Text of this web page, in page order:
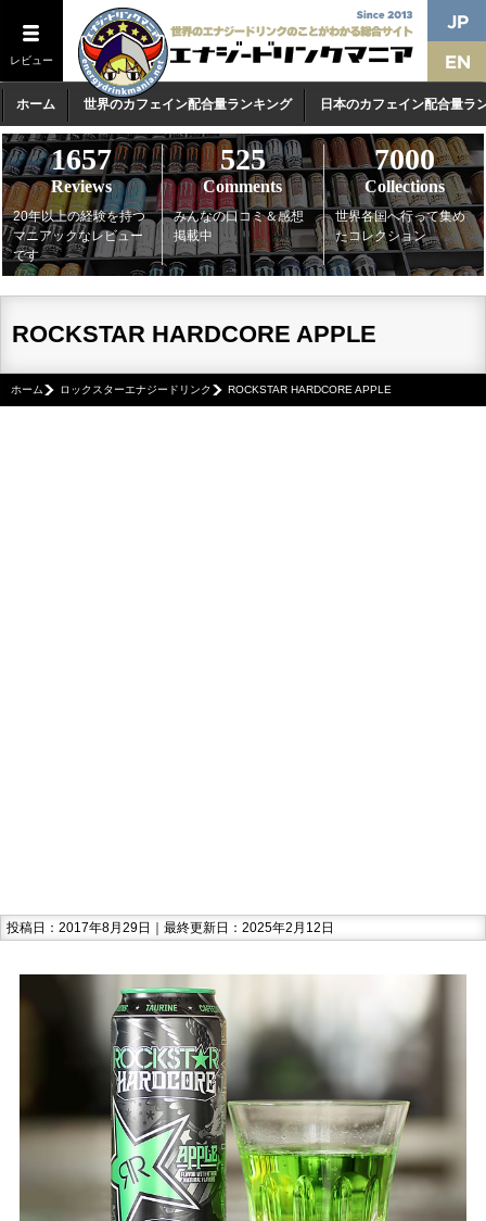
レビュー
ホーム 世界のカフェイン配合量ランキング 日本のカフェイン配合量ラ
1657
Reviews
20年以上の経験を持つ
マニアックなレビュー
です
525
Comments
みんなの口コミ＆感想
掲載中
7000
Collections
世界各国へ行って集め
たコレクション
ROCKSTAR HARDCORE APPLE
ホーム ロックスターエナジードリンク ROCKSTAR HARDCORE APPLE
投稿日：2017年8月29日｜最終更新日：2025年2月12日